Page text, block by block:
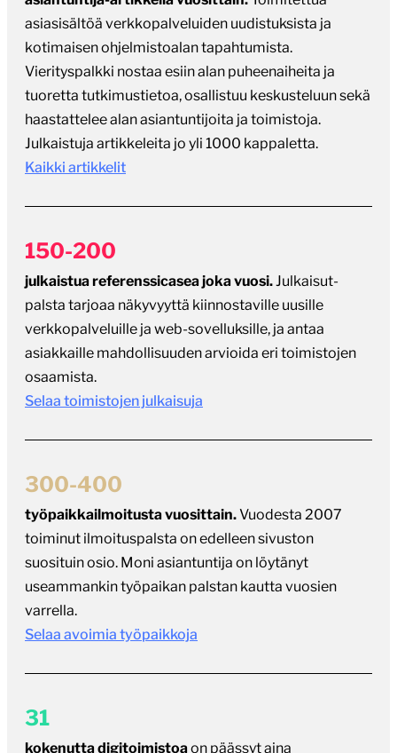
Vierityspalkki nostaa esiin alan puheenaiheita ja
tuoretta tutkimustietoa, osallistuu keskusteluun sekä
haastattelee alan asiantuntijoita ja toimistoja.
Julkaistuja artikkeleita jo yli 1000 kappaletta.
Kaikki artikkelit
150-200
palsta tarjoaa näkyvyyttä kiinnostaville uusille
verkkopalveluille ja web-sovelluksille, ja antaa
asiakkaille mahdollisuuden arvioida eri toimistojen
osaamista.
Selaa toimistojen julkaisuja
300-400
toiminut ilmoituspalsta on edelleen sivuston
suosituin osio. Moni asiantuntija on löytänyt
useammankin työpaikan palstan kautta vuosien
varrella.
Selaa avoimia työpaikkoja
31
ajantasaiselle Toimistot-listalle. Lista on auttanut
asiakkaita löytämään kokeneita